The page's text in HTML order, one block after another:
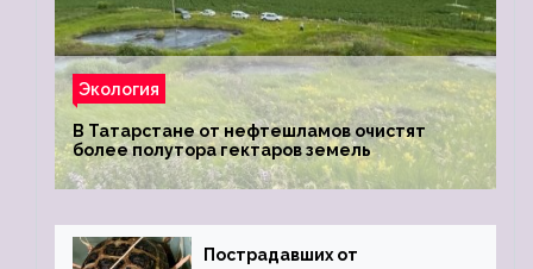
Экология
В Татарстане от нефтешламов очистят
более полутора гектаров земель
Пострадавших от